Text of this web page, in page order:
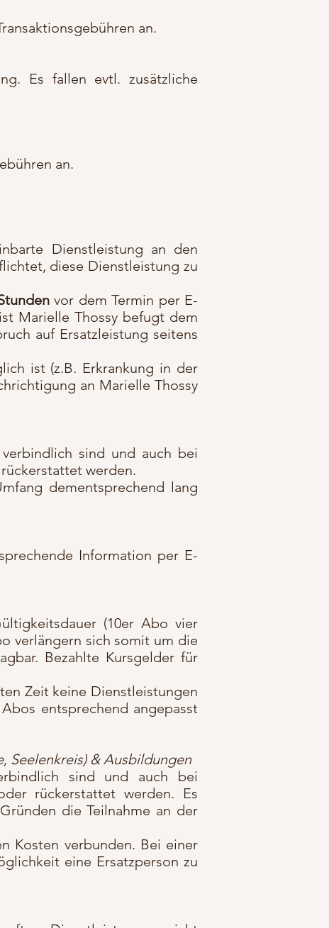
an.
Es fallen evtl. zusätzliche
an.
Dienstleistung an den
diese Dienstleistung zu
vor dem Termin per E-
Marielle Thossy befugt dem
auf Ersatzleistung seitens
ist (z.B. Erkrankung in der
an Marielle Thossy
sind und auch bei
werden.
dementsprechend lang
Information per E-
(10er Abo vier
verlängern sich somit um die
Bezahlte Kursgelder für
Zeit keine Dienstleistungen
entsprechend angepasst
Seelenkreis) & Ausbildungen
sind und auch bei
rückerstattet werden. Es
die Teilnahme an der
Kosten verbunden. Bei einer
eine Ersatzperson zu